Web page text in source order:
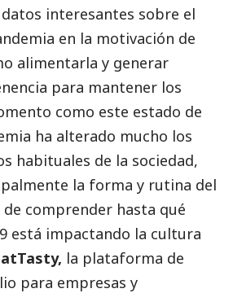
interesantes sobre el
en la motivación de
alimentarla y generar
para mantener los
como este estado de
ha alterado mucho los
habituales de la sociedad,
la forma y rutina del
de comprender hasta qué
está impactando la cultura
, la plataforma de
para empresas y